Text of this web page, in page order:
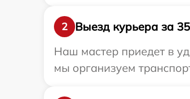
2
Выезд курьера за
Наш мастер приедет в
мы организуем